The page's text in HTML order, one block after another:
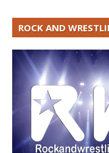
ROCK AND